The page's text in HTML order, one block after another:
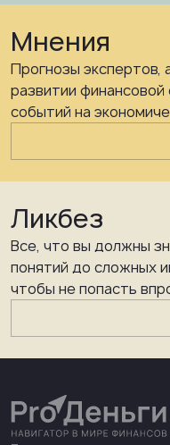
Мнения
Прогнозы экспертов,
развитии
событий на
Ликбез
Все, что вы должны
понятий до сложных
чтобы не попасть